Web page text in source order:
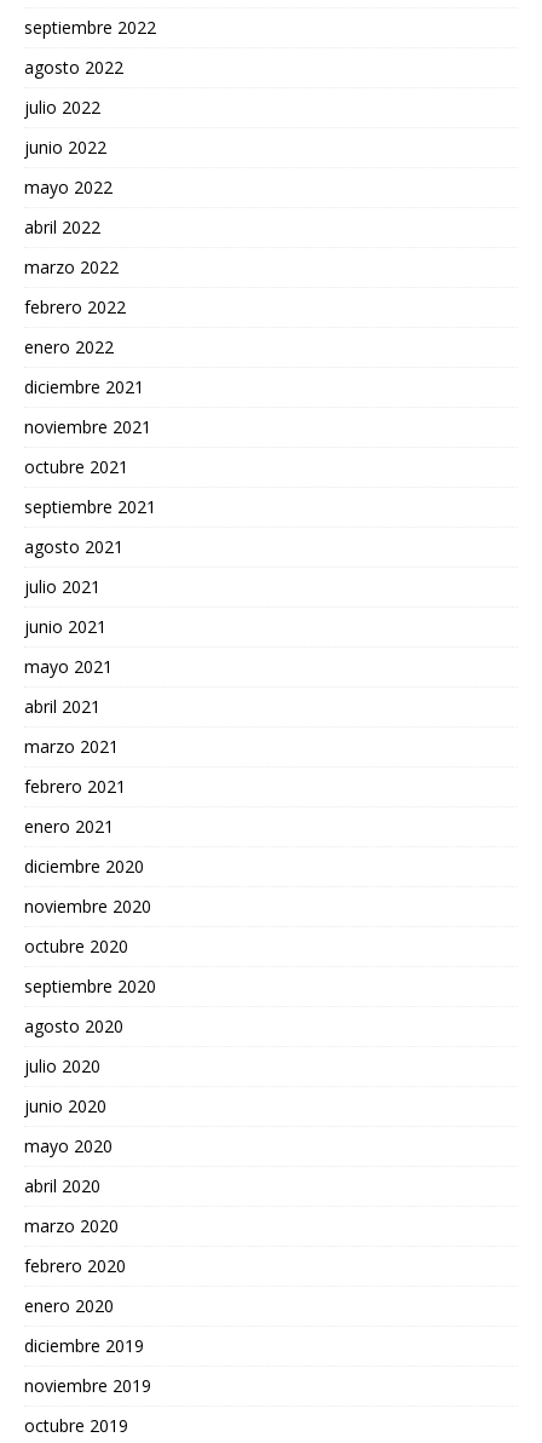
septiembre 2022
agosto 2022
julio 2022
junio 2022
mayo 2022
abril 2022
marzo 2022
febrero 2022
enero 2022
diciembre 2021
noviembre 2021
octubre 2021
septiembre 2021
agosto 2021
julio 2021
junio 2021
mayo 2021
abril 2021
marzo 2021
febrero 2021
enero 2021
diciembre 2020
noviembre 2020
octubre 2020
septiembre 2020
agosto 2020
julio 2020
junio 2020
mayo 2020
abril 2020
marzo 2020
febrero 2020
enero 2020
diciembre 2019
noviembre 2019
octubre 2019